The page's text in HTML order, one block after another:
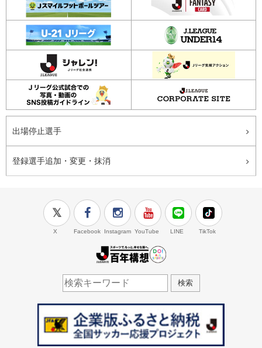
出場停止選手
登録選手追加・変更・抹消
X Facebook Instagram YouTube LINE TikTok
検索